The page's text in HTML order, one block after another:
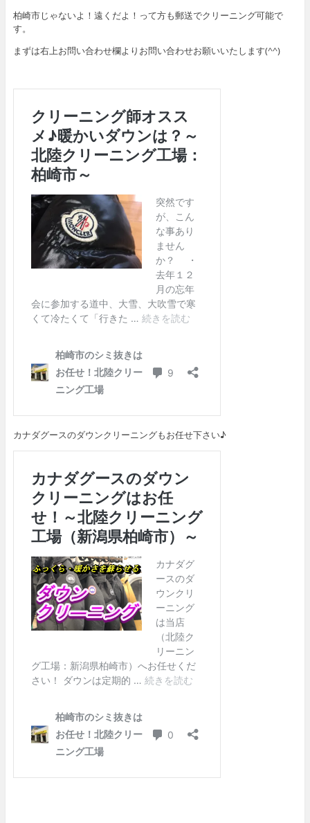
柏崎市じゃないよ！遠くだよ！って方も郵送でクリーニング可能で
す。
まずは右上お問い合わせ欄よりお問い合わせお願いいたします(^^)
カナダグースのダウンクリーニングもお任せ下さい♪